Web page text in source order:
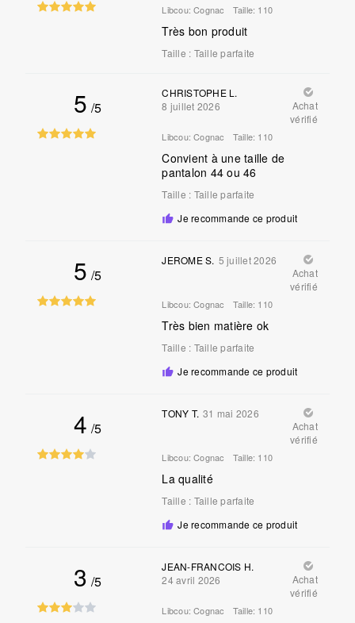
Libcou: Cognac Taille: 110
Très bon produit
Taille : Taille parfaite
5 /5
CHRISTOPHE L.
8 juillet 2026
Achat
vérifié
Libcou: Cognac Taille: 110
Convient à une taille de
pantalon 44 ou 46
Taille : Taille parfaite
Je recommande ce produit
5 /5
JEROME S. 5 juillet 2026
Achat
vérifié
Libcou: Cognac Taille: 110
Très bien matière ok
Taille : Taille parfaite
Je recommande ce produit
4 /5
TONY T. 31 mai 2026
Achat
vérifié
Libcou: Cognac Taille: 110
La qualité
Taille : Taille parfaite
Je recommande ce produit
3 /5
JEAN-FRANCOIS H.
24 avril 2026
Achat
vérifié
Libcou: Cognac Taille: 110